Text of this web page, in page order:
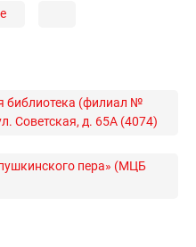
библиотека (филиал №
Советская, д. 65А (4074)
пера» (МЦБ